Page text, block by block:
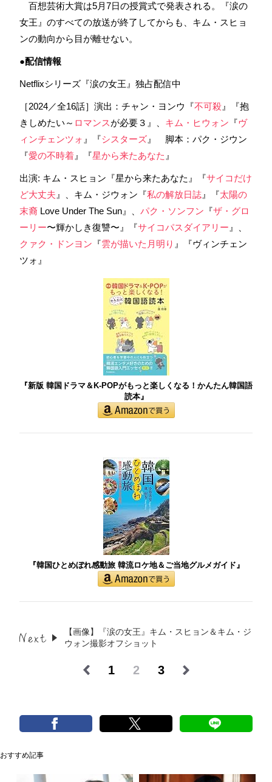
百想芸術大賞は5月7日の授賞式で発表される。『涙の
女王』のすべての放送が終了してからも、キム・スヒョ
ンの動向から目が離せない。
●配信情報
Netflixシリーズ『涙の女王』独占配信中
［2024／全16話］演出：チャン・ヨンウ『不可殺 』『抱
きしめたい～ ロマンスが必要３』、 キム・ヒウォン 『ヴ
ィンチェンツォ 』『シスターズ 』 脚本：パク・ジウン
『愛の不時着 』『星から来たあなた 』
出演: キム・スヒョン『星から来たあなた』『サイコだけ
ど大丈夫 』、キム・ジウォン『私の解放日誌 』『太陽の
末裔 Love Under The Sun』、 パク・ソンフン 『ザ・グロ
ーリー〜輝かしき復讐〜』『サイコパスダイアリー 』、
クァク・ドンヨン 『雲が描いた月明り 』『ヴィンチェン
ツォ』
『新版 韓国ドラマ＆K-POPがもっと楽しくなる！かんたん韓国語
読本』
『韓国ひとめぼれ感動旅 韓流ロケ地＆ご当地グルメガイド』
【画像】『涙の女王』キム・スヒョン＆キム・ジ
ウォン撮影オフショット
1 2 3
おすすめ記事